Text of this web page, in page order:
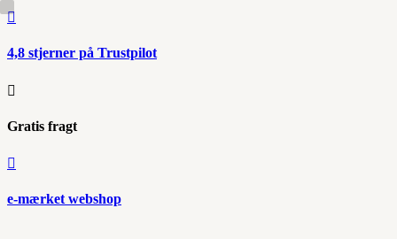

4,8 stjerner på Trustpilot

Gratis fragt

e-mærket webshop